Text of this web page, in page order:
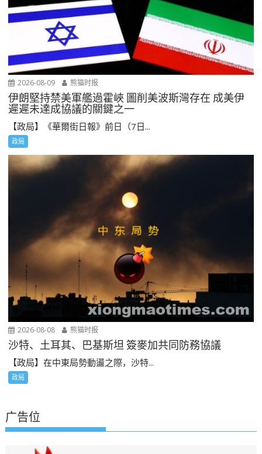
2026-08-09 熊猫时报
伊朗堅持禁美軍艦過霍峽 圖削美波斯灣存在 成美伊
遲遲未達成協議的關鍵之一
【政局】《華爾街日報》前日（7日...
政局
2026-08-08 熊猫时报
沙特、土耳其、巴基斯坦 簽麥加共同防務協議
【政局】在中東局勢動盪之際，沙特...
政局
广告位